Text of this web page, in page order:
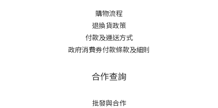
購物流程
退換貨政策
付款及運送方式
政府消費券付款條款及細則
合作查詢
批發與合作